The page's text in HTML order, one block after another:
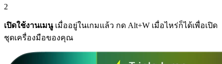
2
เปิดใช้งานเมนูเมื่ออยู่ในเกมแล้ว กด Alt+W เมื่อไหร่ก็ได้เพื่อเปิด
ชุดเครื่องมือของคุณ